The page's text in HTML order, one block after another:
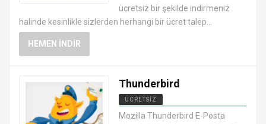
ücretsiz bir şekilde indirmeniz
halinde kesinlikle sizlerden herhangi bir ücret talep...
HEMEN İNDIR
Thunderbird
ÜCRETSIZ
MESAJLAŞMA SOHBET
PROGRAMLARI
Mozilla Thunderbird E-Posta